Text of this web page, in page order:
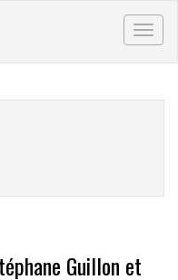
Guillon et